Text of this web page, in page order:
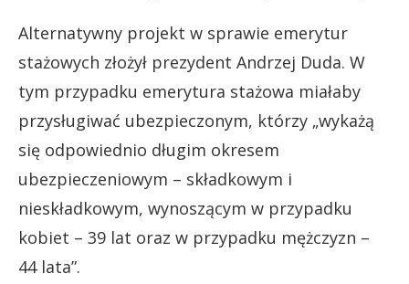
Alternatywny projekt w sprawie emerytur
stażowych złożył prezydent Andrzej Duda. W
tym przypadku emerytura stażowa miałaby
przysługiwać ubezpieczonym, którzy „wykażą
się odpowiednio długim okresem
ubezpieczeniowym – składkowym i
nieskładkowym, wynoszącym w przypadku
kobiet – 39 lat oraz w przypadku mężczyzn –
44 lata”.